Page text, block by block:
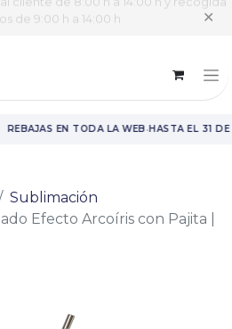
cliente de 8:00 h a 14:00 h y recogida
de 9:00 h a 14:00 h
✕
REBAJAS EN TODA LA WEB·HASTA EL 31 DE
Sublimación
Efecto Arcoíris con Pajita |